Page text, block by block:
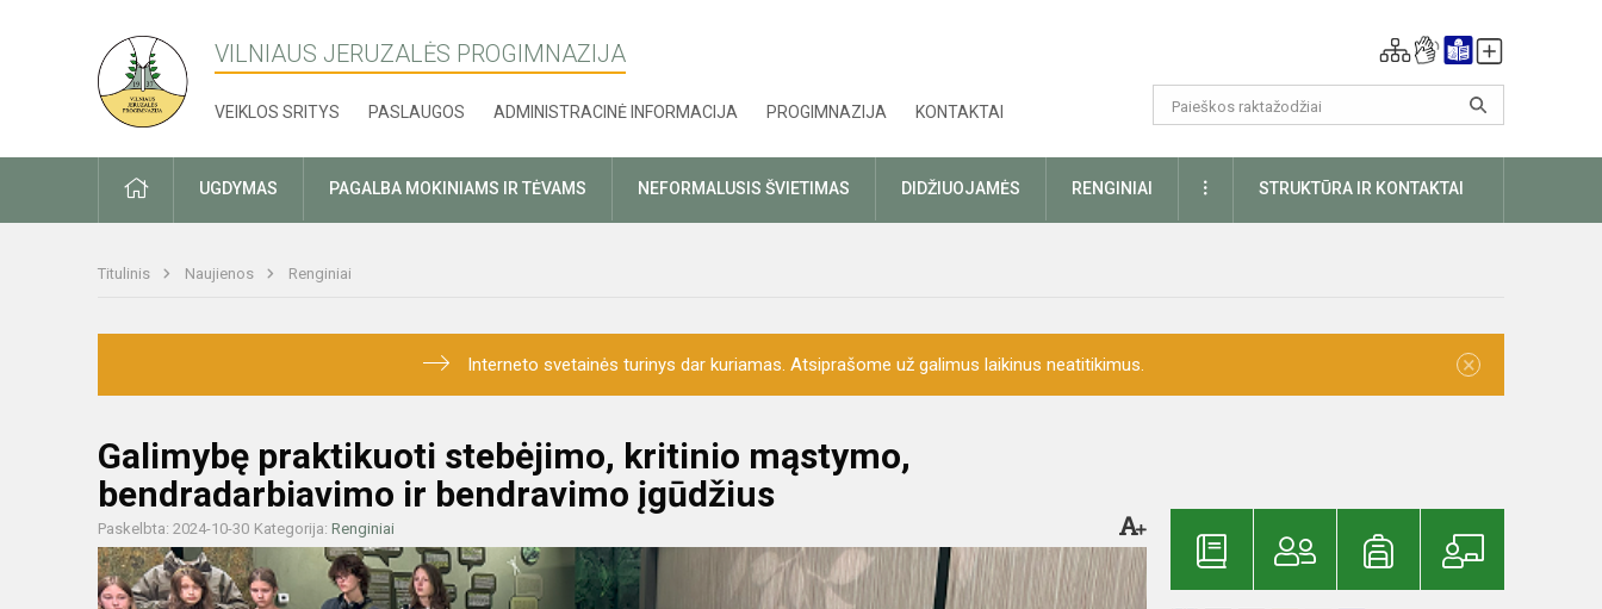
VILNIAUS JERUZALĖS PROGIMNAZIJA
VEIKLOS SRITYS PASLAUGOS ADMINISTRACINĖ INFORMACIJA PROGIMNAZIJA KONTAKTAI
PRADŽIAUGDYMAS PAGALBA MOKINIAMS IR TĖVAMS NEFORMALUSIS ŠVIETIMAS DIDŽIUOJAMĖS RENGINIAI DAUGIAUSTRUKTŪRA IR KONTAKTAI
Titulinis Naujienos Renginiai
Interneto svetainės turinys dar kuriamas. Atsiprašome už galimus laikinus neatitikimus. ×
Galimybę praktikuoti stebėjimo, kritinio mąstymo,
bendradarbiavimo ir bendravimo įgūdžius
Paskelbta: 2024-10-30 Kategorija: Renginiai